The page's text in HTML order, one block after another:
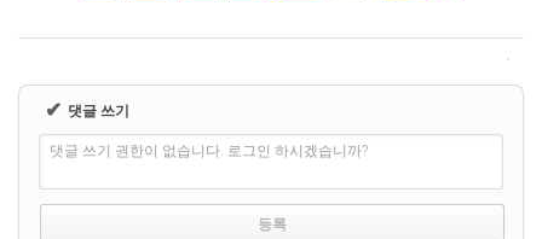
✔ 댓글 쓰기
댓글 쓰기 권한이 없습니다. 로그인 하시겠습니까?